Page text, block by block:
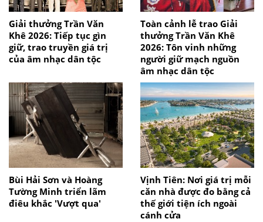
Giải thưởng Trần Văn
Khê 2026: Tiếp tục gìn
giữ, trao truyền giá trị
của âm nhạc dân tộc
Toàn cảnh lễ trao Giải
thưởng Trần Văn Khê
2026: Tôn vinh những
người giữ mạch nguồn
âm nhạc dân tộc
Bùi Hải Sơn và Hoàng
Tường Minh triển lãm
điêu khắc 'Vượt qua'
Vịnh Tiên: Nơi giá trị mỗi
căn nhà được đo bằng cả
thế giới tiện ích ngoài
cánh cửa